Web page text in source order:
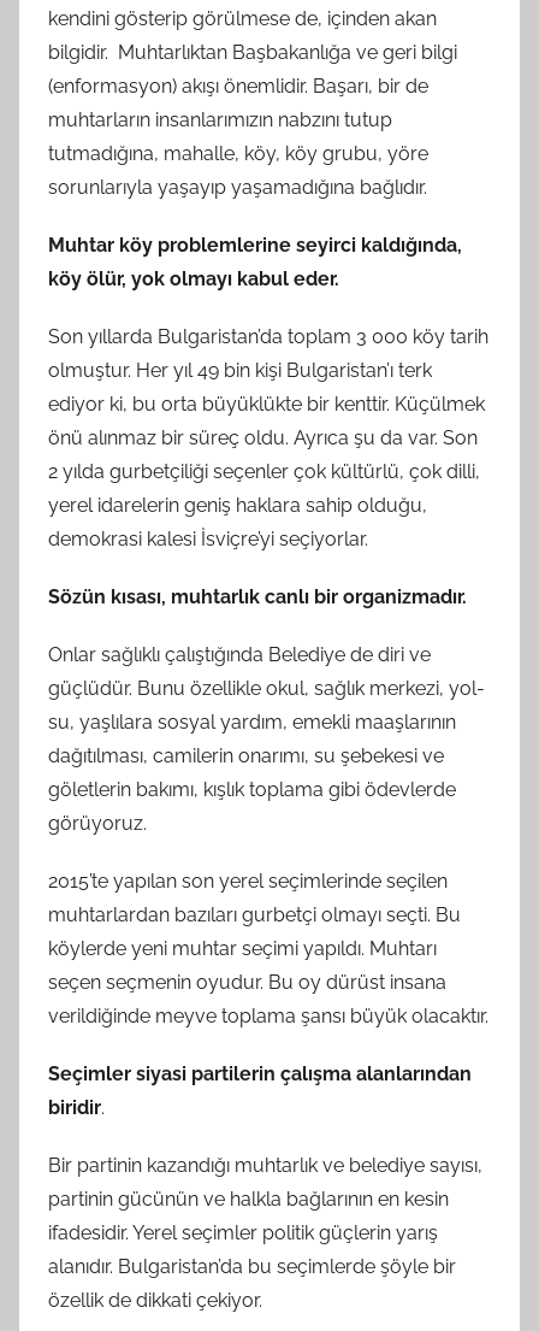
kendini gösterip görülmese de, içinden akan
bilgidir. Muhtarlıktan Başbakanlığa ve geri bilgi
(enformasyon) akışı önemlidir. Başarı, bir de
muhtarların insanlarımızın nabzını tutup
tutmadığına, mahalle, köy, köy grubu, yöre
sorunlarıyla yaşayıp yaşamadığına bağlıdır.
Muhtar köy problemlerine seyirci kaldığında,
köy ölür, yok olmayı kabul eder.
Son yıllarda Bulgaristan’da toplam 3 000 köy tarih
olmuştur. Her yıl 49 bin kişi Bulgaristan’ı terk
ediyor ki, bu orta büyüklükte bir kenttir. Küçülmek
önü alınmaz bir süreç oldu. Ayrıca şu da var. Son
2 yılda gurbetçiliği seçenler çok kültürlü, çok dilli,
yerel idarelerin geniş haklara sahip olduğu,
demokrasi kalesi İsviçre’yi seçiyorlar.
Sözün kısası, muhtarlık canlı bir organizmadır.
Onlar sağlıklı çalıştığında Belediye de diri ve
güçlüdür. Bunu özellikle okul, sağlık merkezi, yol-
su, yaşlılara sosyal yardım, emekli maaşlarının
dağıtılması, camilerin onarımı, su şebekesi ve
göletlerin bakımı, kışlık toplama gibi ödevlerde
görüyoruz.
2015’te yapılan son yerel seçimlerinde seçilen
muhtarlardan bazıları gurbetçi olmayı seçti. Bu
köylerde yeni muhtar seçimi yapıldı. Muhtarı
seçen seçmenin oyudur. Bu oy dürüst insana
verildiğinde meyve toplama şansı büyük olacaktır.
Seçimler siyasi partilerin çalışma alanlarından
biridir.
Bir partinin kazandığı muhtarlık ve belediye sayısı,
partinin gücünün ve halkla bağlarının en kesin
ifadesidir. Yerel seçimler politik güçlerin yarış
alanıdır. Bulgaristan’da bu seçimlerde şöyle bir
özellik de dikkati çekiyor.